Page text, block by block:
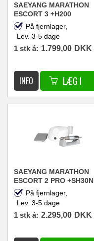
SAEYANG MARATHON
ESCORT 3 +H200
NEGLEFRÆSER
30.000RPM 45W HVID
På fjernlager,
Lev. 3-5 dage
1 stk á: 1.799,00 DKK
SAEYANG MARATHON
ESCORT 2 PRO +SH30N
NEGLEFRÆSER
30.000RPM 45W HVID
På fjernlager,
Lev. 3-5 dage
1 stk á: 2.295,00 DKK